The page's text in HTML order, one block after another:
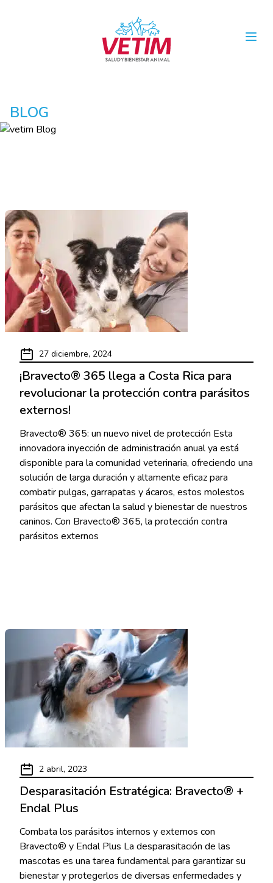
BLOG
27 diciembre, 2024
¡Bravecto® 365 llega a Costa Rica para
revolucionar la protección contra parásitos
externos!
Bravecto® 365: un nuevo nivel de protección Esta
innovadora inyección de administración anual ya está
disponible para la comunidad veterinaria, ofreciendo una
solución de larga duración y altamente eficaz para
combatir pulgas, garrapatas y ácaros, estos molestos
parásitos que afectan la salud y bienestar de nuestros
caninos. Con Bravecto® 365, la protección contra
parásitos externos
2 abril, 2023
Desparasitación Estratégica: Bravecto® +
Endal Plus
Combata los parásitos internos y externos con
Bravecto® y Endal Plus La desparasitación de las
mascotas es una tarea fundamental para garantizar su
bienestar y protegerlos de diversas enfermedades y